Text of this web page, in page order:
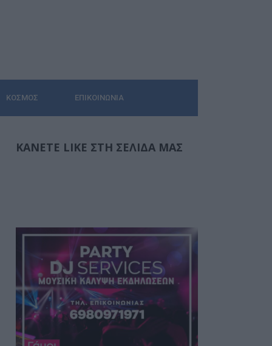
ΚΌΣΜΟΣ ΕΠΙΚΟΙΝΩΝΊΑ
ΚΆΝΕΤΕ LIKE ΣΤΗ ΣΕΛΊΔΑ ΜΑΣ